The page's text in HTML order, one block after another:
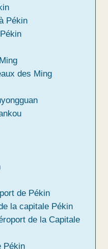
Pékin
des Ming
de Pékin
la capitale Pékin
de la Capitale
Pékin